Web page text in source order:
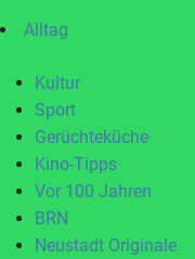
Alltag
Kultur
Sport
Gerüchteküche
Kino-Tipps
Vor 100 Jahren
BRN
Neustadt Originale